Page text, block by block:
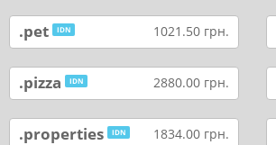
.pet IDN 1021.50 грн.
.pizza IDN 2880.00 грн.
.properties IDN 1834.00 грн.